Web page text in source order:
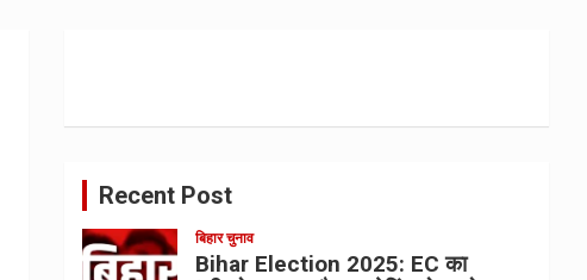
Recent Post
बिहार चुनाव
Bihar Election 2025: EC का